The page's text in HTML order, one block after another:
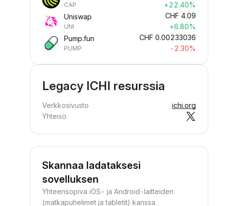
CAP
+22.40%
Uniswap
UNI
CHF 4.09
+6.80%
Pump.fun
PUMP
CHF 0.00233036
-2.30%
Legacy ICHI resurssia
Verkkosivusto
ichi.org
Yhteisö
Skannaa ladataksesi
sovelluksen
Yhteensopiva iOS- ja Android-laitteiden
(matkapuhelimet ja tabletit) kanssa